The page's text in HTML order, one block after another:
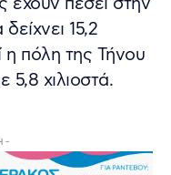
15,2
η πόλη της Τήνου
5,8 χιλιοστά.
-